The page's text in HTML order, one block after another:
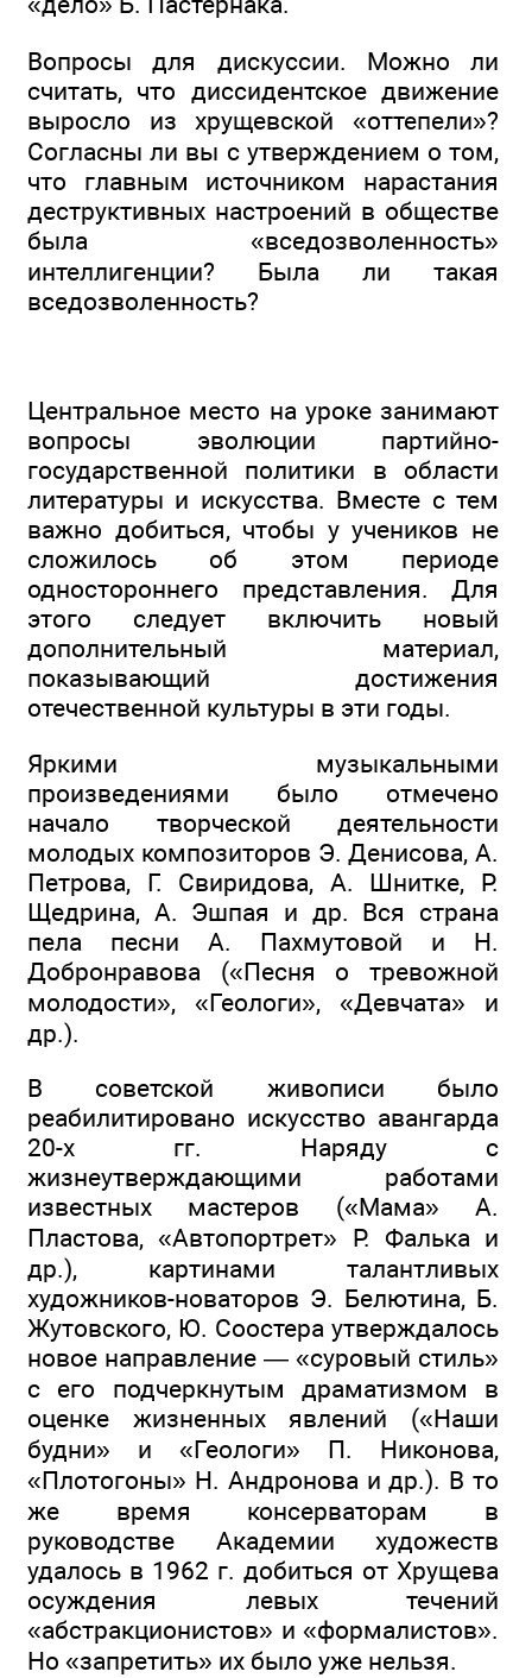
Вопросы для дискуссии. Можно ли
считать, что диссидентское движение
выросло из хрущевской «оттепели»?
Согласны ли вы с утверждением о том,
что главным источником нарастания
деструктивных настроений в обществе
была «вседозволенность»
интеллигенции? Была ли такая
вседозволенность?
Центральное место на уроке занимают
вопросы эволюции партийно-
государственной политики в области
литературы и искусства. Вместе с тем
важно добиться, чтобы у учеников не
сложилось об этом периоде
одностороннего представления. Для
этого следует включить новый
дополнительный материал,
показывающий достижения
отечественной культуры в эти годы.
Яркими музыкальными
произведениями было отмечено
начало творческой деятельности
молодых композиторов Э. Денисова, А.
Петрова, Г. Свиридова, А. Шнитке, Р.
Щедрина, А. Эшпая и др. Вся страна
пела песни А. Пахмутовой и Н.
Добронравова («Песня о тревожной
молодости», «Геологи», «Девчата» и
др.).
В советской живописи было
реабилитировано искусство авангарда
20-х гг. Наряду с
жизнеутверждающими работами
известных мастеров («Мама» А.
Пластова, «Автопортрет» Р. Фалька и
др.), картинами талантливых
художников-новаторов Э. Белютина, Б.
Жутовского, Ю. Соостера утверждалось
новое направление — «суровый стиль»
с его подчеркнутым драматизмом в
оценке жизненных явлений («Наши
будни» и «Геологи» П. Никонова,
«Плотогоны» Н. Андронова и др.). В то
же время консерваторам в
руководстве Академии художеств
удалось в 1962 г. добиться от Хрущева
осуждения левых течений
«абстракционистов» и «формалистов».
Но «запретить» их было уже нельзя.